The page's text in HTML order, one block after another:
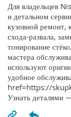
Для владельцев
и детальном
кузовной ремонт,
схода-развала,
тонирование
мастера
используют
удобное
href=https://
Узнать деталями